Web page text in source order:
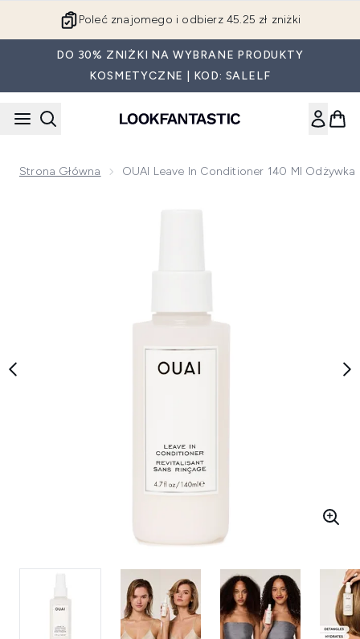
Poleć znajomego i odbierz 45.25 zł zniżki
DO 30% ZNIŻKI NA WYBRANE PRODUKTY
KOSMETYCZNE | KOD: SALELF
Strona Główna OUAI Leave In Conditioner 140 Ml Odżywka